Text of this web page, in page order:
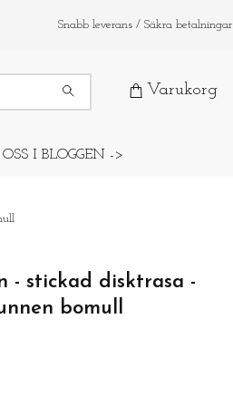
Snabb leverans / Säkra betalningar
Varukorg
OSS I BLOGGEN ->
- stickad disktrasa -
bomull